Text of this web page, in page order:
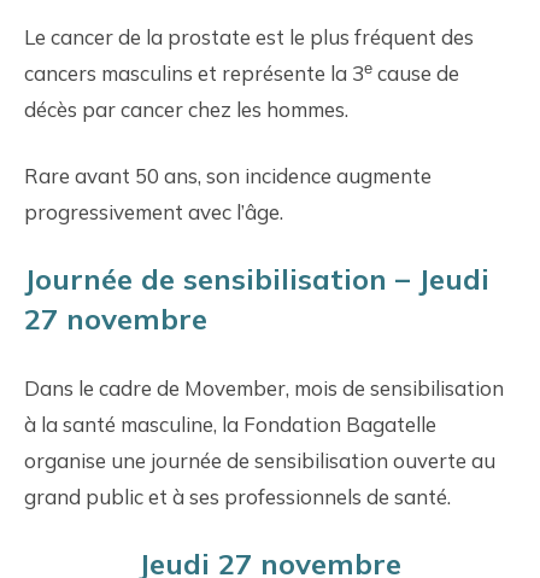
Le cancer de la prostate est le plus fréquent des
cancers masculins et représente la 3e cause de
décès par cancer chez les hommes.
Rare avant 50 ans, son incidence augmente
progressivement avec l’âge.
Journée de sensibilisation – Jeudi
27 novembre
Dans le cadre de Movember, mois de sensibilisation
à la santé masculine, la Fondation Bagatelle
organise une journée de sensibilisation ouverte au
grand public et à ses professionnels de santé.
Jeudi 27 novembre